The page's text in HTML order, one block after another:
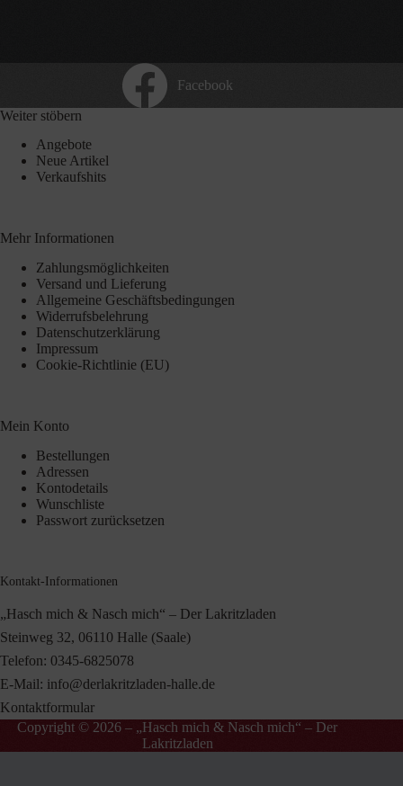
Facebook
Weiter stöbern
Angebote
Neue Artikel
Verkaufshits
Mehr Informationen
Zahlungsmöglichkeiten
Versand und Lieferung
Allgemeine Geschäftsbedingungen
Widerrufsbelehrung
Datenschutzerklärung
Impressum
Cookie-Richtlinie (EU)
Mein Konto
Bestellungen
Adressen
Kontodetails
Wunschliste
Passwort zurücksetzen
Kontakt-Informationen
„Hasch mich & Nasch mich“ – Der Lakritzladen
Steinweg 32, 06110 Halle (Saale)
Telefon: 0345-6825078
E-Mail: info@derlakritzladen-halle.de
Kontaktformular
Copyright © 2026 – „Hasch mich & Nasch mich“ – Der
Lakritzladen